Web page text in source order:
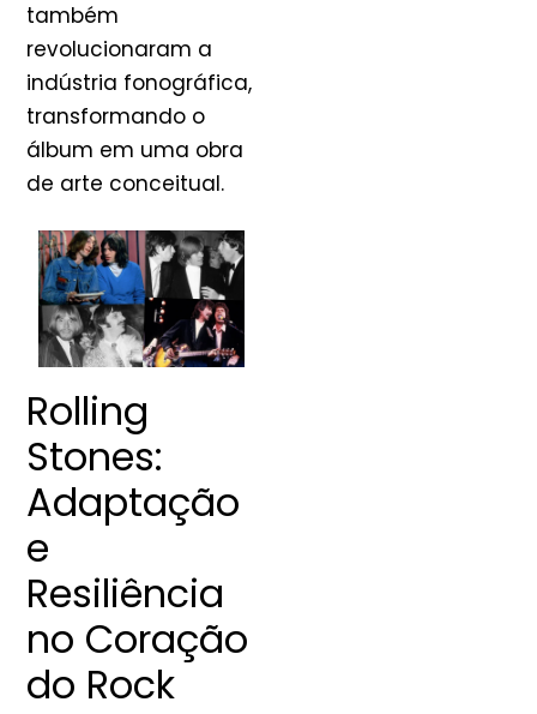
também
revolucionaram a
indústria fonográfica,
transformando o
álbum em uma obra
de arte conceitual.
Rolling
Stones:
Adaptação
e
Resiliência
no Coração
do Rock